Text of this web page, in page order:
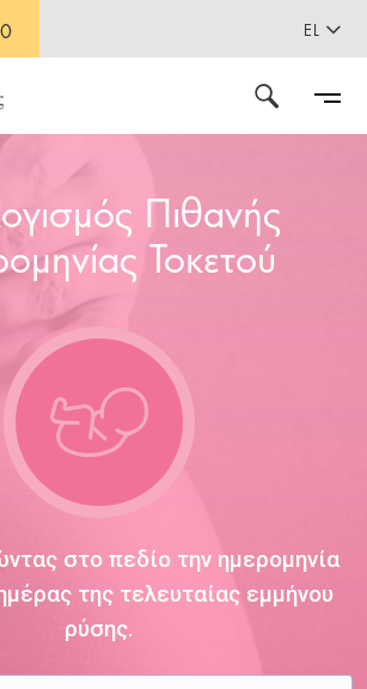
EL
Πιθανής
Τοκετού
στο πεδίο την ημερομηνία
της τελευταίας εμμήνου
ρύσης.